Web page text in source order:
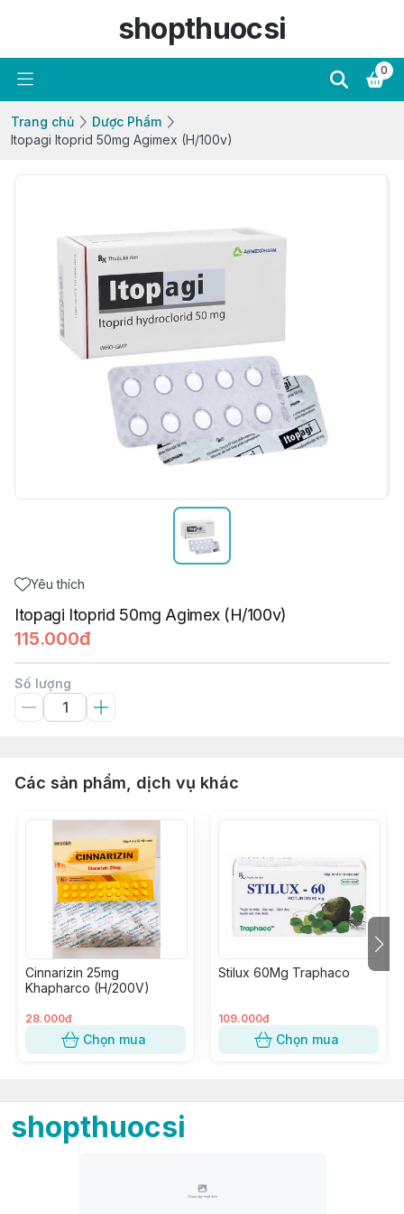
shopthuocsi
0
Trang chủ
Dược Phẩm
Itopagi Itoprid 50mg Agimex (H/100v)
Yêu thích
Itopagi Itoprid 50mg Agimex (H/100v)
115.000đ
Số lượng
Các sản phẩm, dịch vụ khác
Cinnarizin 25mg
Khapharco (H/200V)
28.000đ
Chọn mua
Stilux 60Mg Traphaco
109.000đ
Chọn mua
shopthuocsi